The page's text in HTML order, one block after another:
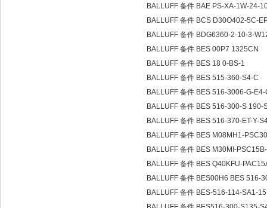
BALLUFF 备件 BAE PS-XA-1W-24-
BALLUFF 备件 BCS D30O402-5C-
BALLUFF 备件 BDG6360-2-10-3-
BALLUFF 备件 BES 00P7 1325CN
BALLUFF 备件 BES 18 0-BS-1
BALLUFF 备件 BES 515-360-S4-C
BALLUFF 备件 BES 516-3006-G-
BALLUFF 备件 BES 516-300-S 190-
BALLUFF 备件 BES 516-370-ET-Y-
BALLUFF 备件 BES M08MH1-
BALLUFF 备件 BES M30MI-
BALLUFF 备件 BES Q40KFU-
BALLUFF 备件 BES00H6 BES 516-
BALLUFF 备件 BES-516-114-SA1-